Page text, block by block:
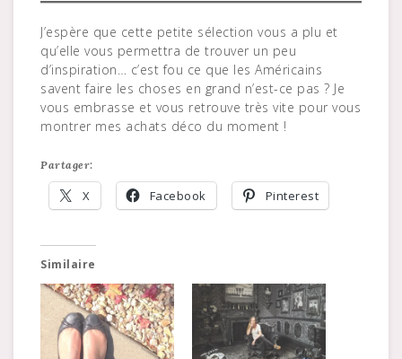
J’espère que cette petite sélection vous a plu et
qu’elle vous permettra de trouver un peu
d’inspiration… c’est fou ce que les Américains
savent faire les choses en grand n’est-ce pas ? Je
vous embrasse et vous retrouve très vite pour vous
montrer mes achats déco du moment !
Partager:
X Facebook Pinterest
Similaire